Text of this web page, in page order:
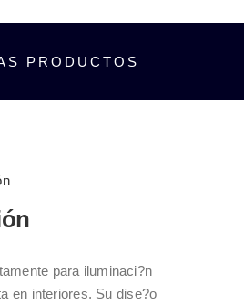
PRODUCTOS
para iluminaci?n
en interiores. Su dise?o